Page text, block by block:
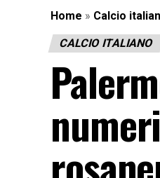
Home » Calcio
CALCIO ITALIANO